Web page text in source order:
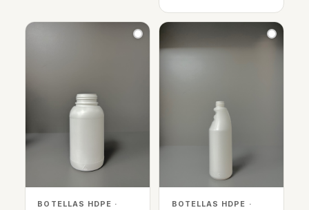
BOTELLAS HDPE ·
BOTELLAS HDPE ·